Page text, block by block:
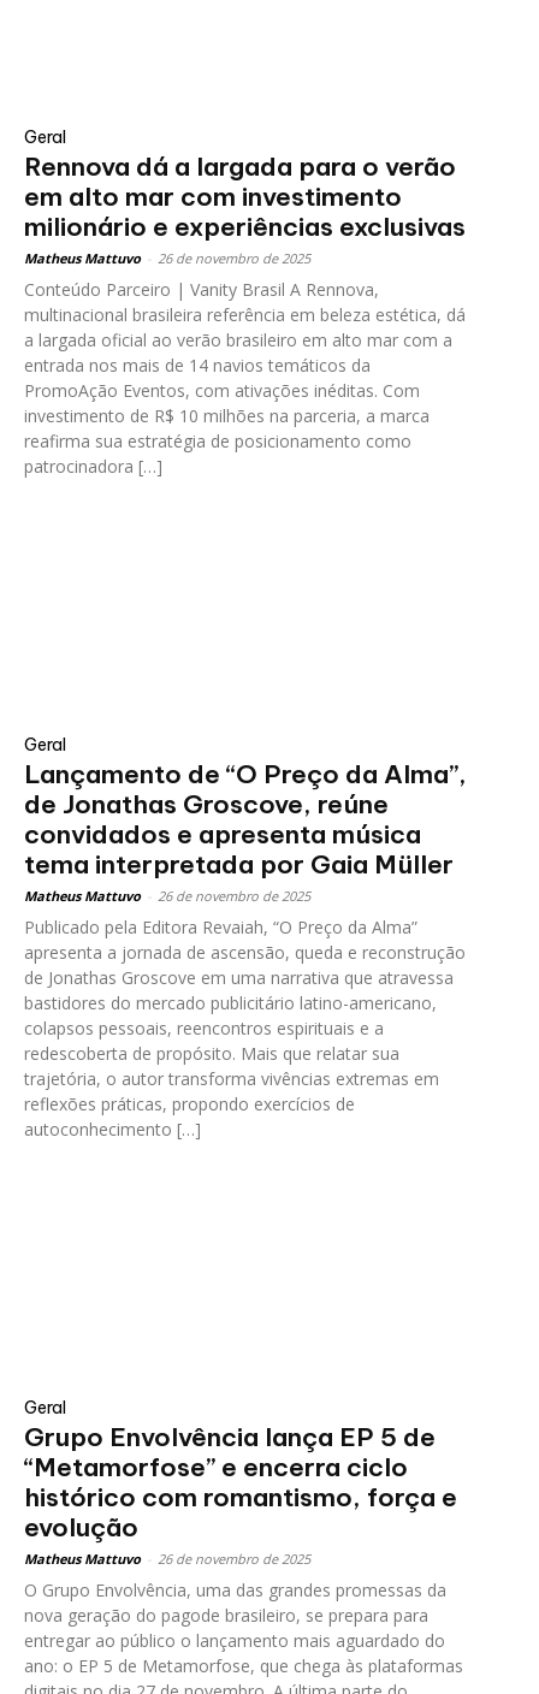
Geral
Rennova dá a largada para o verão
em alto mar com investimento
milionário e experiências exclusivas
Matheus Mattuvo 26 de novembro de 2025
Conteúdo Parceiro | Vanity Brasil A Rennova,
multinacional brasileira referência em beleza estética, dá
a largada oficial ao verão brasileiro em alto mar com a
entrada nos mais de 14 navios temáticos da
PromoAção Eventos, com ativações inéditas. Com
investimento de R$ 10 milhões na parceria, a marca
reafirma sua estratégia de posicionamento como
patrocinadora […]
Geral
Lançamento de “O Preço da Alma”,
de Jonathas Groscove, reúne
convidados e apresenta música
tema interpretada por Gaia Müller
Matheus Mattuvo 26 de novembro de 2025
Publicado pela Editora Revaiah, “O Preço da Alma”
apresenta a jornada de ascensão, queda e reconstrução
de Jonathas Groscove em uma narrativa que atravessa
bastidores do mercado publicitário latino-americano,
colapsos pessoais, reencontros espirituais e a
redescoberta de propósito. Mais que relatar sua
trajetória, o autor transforma vivências extremas em
reflexões práticas, propondo exercícios de
autoconhecimento […]
Geral
Grupo Envolvência lança EP 5 de
“Metamorfose” e encerra ciclo
histórico com romantismo, força e
evolução
Matheus Mattuvo 26 de novembro de 2025
O Grupo Envolvência, uma das grandes promessas da
nova geração do pagode brasileiro, se prepara para
entregar ao público o lançamento mais aguardado do
ano: o EP 5 de Metamorfose, que chega às plataformas